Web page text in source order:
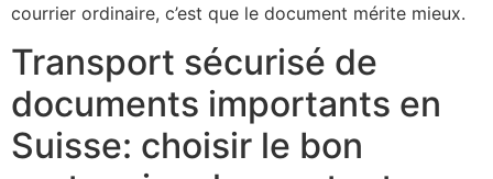
courrier ordinaire, c’est que le document mérite mieux.
Transport sécurisé de
documents importants en
Suisse: choisir le bon